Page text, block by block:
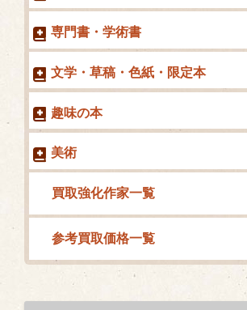
専門書・学術書
文学・草稿・色紙・限定本
趣味の本
美術
買取強化作家一覧
参考買取価格一覧